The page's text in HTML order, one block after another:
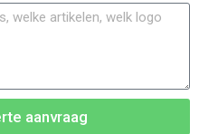
aanvraag